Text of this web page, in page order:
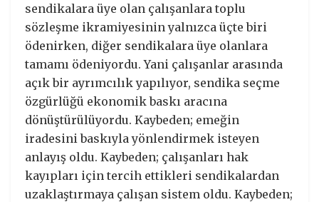
sendikalara üye olan çalışanlara toplu
sözleşme ikramiyesinin yalnızca üçte biri
ödenirken, diğer sendikalara üye olanlara
tamamı ödeniyordu. Yani çalışanlar arasında
açık bir ayrımcılık yapılıyor, sendika seçme
özgürlüğü ekonomik baskı aracına
dönüştürülüyordu. Kaybeden; emeğin
iradesini baskıyla yönlendirmek isteyen
anlayış oldu. Kaybeden; çalışanları hak
kayıpları için tercih ettikleri sendikalardan
uzaklaştırmaya çalışan sistem oldu. Kaybeden;